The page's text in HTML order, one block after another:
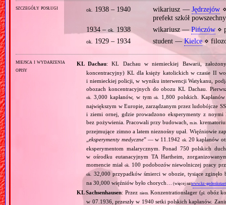
szczegóły posługi ok. 1938 – 1940 wikariusz —Jędrzejów
prefekt szkół
1934 –ok. 1938 wikariusz — Pińczów⋄
ok. 1929 – 1934 student —Kielce⋄
miejsca i wydarzenia
opisy
KL Dachau: KL Dachau w niemieckiej Bawarii,
koncentracyjny) KL dla księży katolickich w czasie II
i niemieckiej policji, w wyniku interwencji Watykanu,
obozach koncentracyjnych do obozu KL Dachau.
ok. 3,000 kapłanów, w tymok.
1,800 polskich.
największym w Europie, zarządzanym przez ludobójcze
i ziemi ornej, gdzie prowadzono eksperymenty z
bez pożywienia. Pracowali przy budowach,m.in.
przejmujące zimno a latem nieznośny upał. Więźniowie
„eksperymenty medyczne” — w 11.1942 ok. 20 kapłanów
eksperymentom malarycznym. Ponad 750 polskich
w ośrodku eutanacyjnym TA Hartheim,
momencie miałok. 100 podobozów niewolniczej pracy
ok.
32,000 przypadków śmierci w obozie, tysiące
na 30,000 więźniów było chorych…
(więcej na:www.kz-
KL Sachsenhausen: Przez niem. Konzentrationslager (pl.
obóz
w 07.1936, przeszły w 1940 setki polskich kapłanów.